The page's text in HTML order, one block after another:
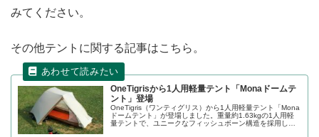
みてください。
その他テントに関する記事はこちら。
OneTigrisから1人用軽量テント「Monaドームテ
ント」登場
OneTigris（ワンティグリス）から1人用軽量テント「Mona
ドームテント」が登場しました。重量約1.63kgの1人用軽
量テントで、ユニークなフィッシュボーン構造を採用して